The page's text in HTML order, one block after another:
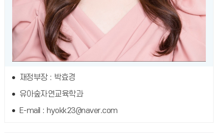
재정부장 : 박효경
유아숲자연교육학과
E-mail : hyokk23@naver.com